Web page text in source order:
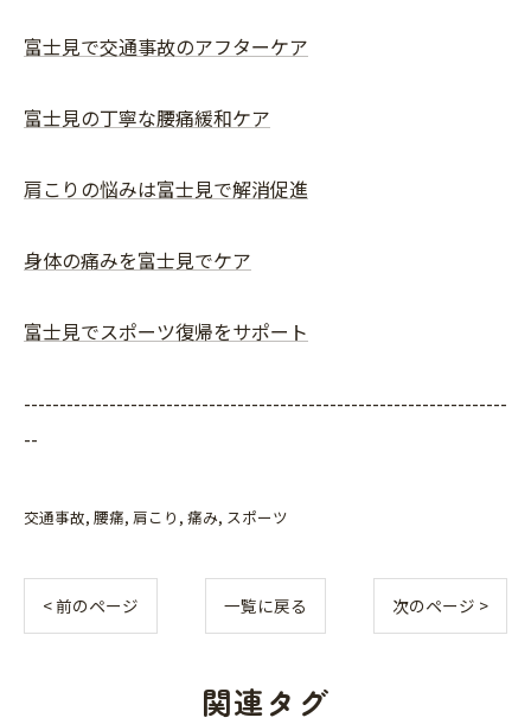
富士見で交通事故のアフターケア
富士見の丁寧な腰痛緩和ケア
肩こりの悩みは富士見で解消促進
身体の痛みを富士見でケア
富士見でスポーツ復帰をサポート
--------------------------------------------------------------------
--
交通事故 腰痛 肩こり 痛み スポーツ
< 前のページ 一覧に戻る 次のページ >
関連タグ